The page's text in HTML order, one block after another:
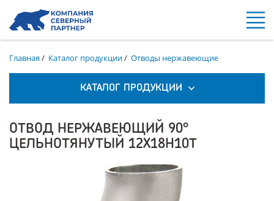
Главная/ Каталог продукции/ Отводы нержавеющие
КАТАЛОГ ПРОДУКЦИИ
ОТВОД НЕРЖАВЕЮЩИЙ 90°
ЦЕЛЬНОТЯНУТЫЙ 12Х18Н10Т